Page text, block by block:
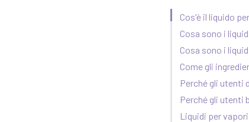
Cos'è il liquido
Cosa sono i
Cosa sono i
Come gli
Perché gli utenti
Perché gli utenti
Liquidi per